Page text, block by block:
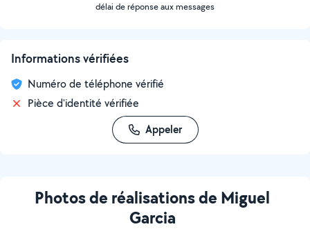
délai de réponse aux messages
Informations vérifiées
Numéro de téléphone vérifié
Pièce d'identité vérifiée
Appeler
Photos de réalisations de Miguel
Garcia